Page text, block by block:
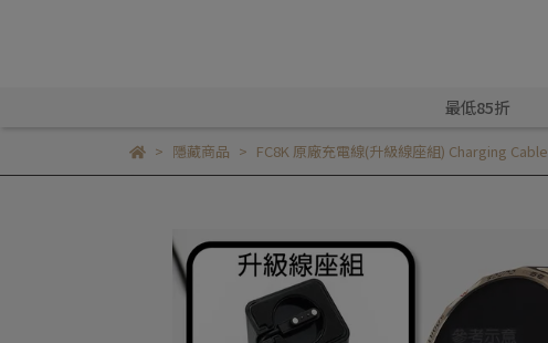
最低85折
隱藏商品 FC8K 原廠充電線(升級線座組) Charging Cable